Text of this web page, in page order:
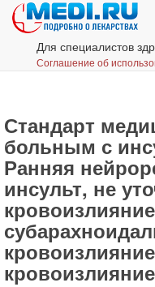
Для специалистов
Соглашение об
Стандарт
больным с
Ранняя
инсульт, не